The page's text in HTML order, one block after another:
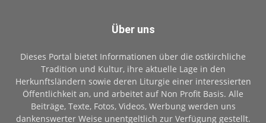
Über uns
Dieses Portal bietet Informationen über die ostkirchliche
Tradition und Kultur, ihre aktuelle Lage in den
Herkunftsländern sowie deren Liturgie einer interessierten
Öffentlichkeit an, und arbeitet auf Non Profit Basis. Alle
Beiträge, Texte, Fotos, Videos, Werbung werden uns
dankenswerter Weise unentgeltlich zur Verfügung gestellt.